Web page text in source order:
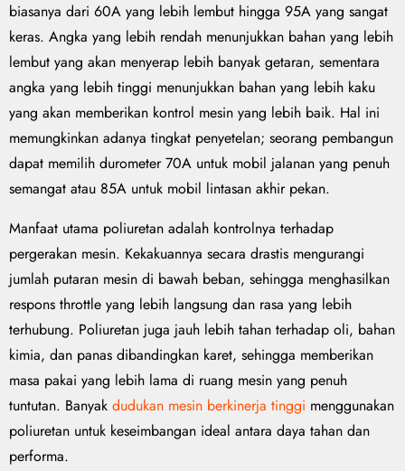
biasanya dari 60A yang lebih lembut hingga 95A yang sangat
keras. Angka yang lebih rendah menunjukkan bahan yang lebih
lembut yang akan menyerap lebih banyak getaran, sementara
angka yang lebih tinggi menunjukkan bahan yang lebih kaku
yang akan memberikan kontrol mesin yang lebih baik. Hal ini
memungkinkan adanya tingkat penyetelan; seorang pembangun
dapat memilih durometer 70A untuk mobil jalanan yang penuh
semangat atau 85A untuk mobil lintasan akhir pekan.
Manfaat utama poliuretan adalah kontrolnya terhadap
pergerakan mesin. Kekakuannya secara drastis mengurangi
jumlah putaran mesin di bawah beban, sehingga menghasilkan
respons throttle yang lebih langsung dan rasa yang lebih
terhubung. Poliuretan juga jauh lebih tahan terhadap oli, bahan
kimia, dan panas dibandingkan karet, sehingga memberikan
masa pakai yang lebih lama di ruang mesin yang penuh
tuntutan. Banyak dudukan mesin berkinerja tinggi menggunakan
poliuretan untuk keseimbangan ideal antara daya tahan dan
performa.